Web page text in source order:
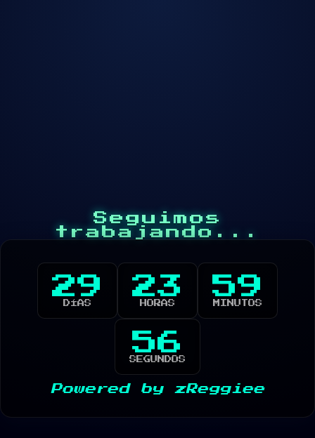
Seguimos
trabajando...
29
DÍAS
23
HORAS
59
MINUTOS
56
SEGUNDOS
Powered by zReggiee